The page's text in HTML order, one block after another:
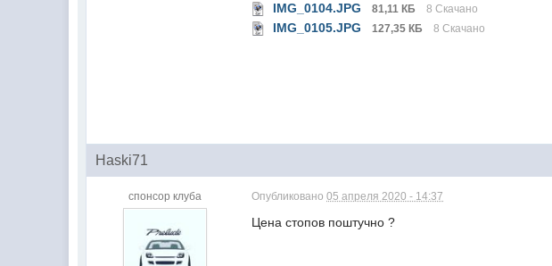
IMG_0104.JPG 81,11 КБ 8 Скачано
IMG_0105.JPG 127,35 КБ 8 Скачано
Haski71
спонсор клуба Опубликовано05 апреля 2020 - 14:37
Цена стопов поштучно ?